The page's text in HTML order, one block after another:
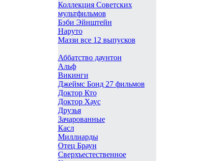
Коллекция Советских
мультфильмов
Бэби Эйнштейн
Наруто
Маззи все 12 выпусков
Аббатство даунтон
Альф
Викинги
Джеймс Бонд 27 фильмов
Доктор Кто
Доктор Хаус
Друзья
Зачарованные
Касл
Миллиарды
Отец Браун
Сверхъестественное